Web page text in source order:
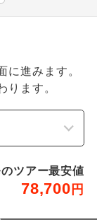
に進みます。
ります。
ツアー最安値
78,700 円